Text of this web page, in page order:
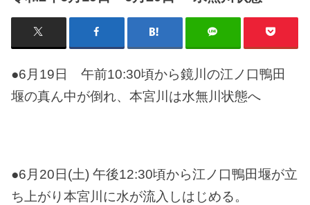
●6月19日 午前10:30頃から鏡川の江ノ口鴨田
堰の真ん中が倒れ、本宮川は水無川状態へ
●6月20日(土) 午後12:30頃から江ノ口鴨田堰が立
ち上がり本宮川に水が流入しはじめる。